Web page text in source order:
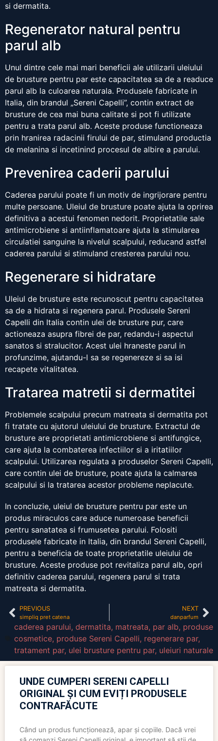
si dermatita.
Regenerator natural pentru
parul alb
Unul dintre cele mai mari beneficii ale utilizarii uleiului
de brusture pentru par este capacitatea sa de a readuce
parul alb la culoarea naturala. Produsele fabricate in
Italia, din brandul „Sereni Capelli”, contin extract de
brusture de cea mai buna calitate si pot fi utilizate
pentru a trata parul alb. Aceste produse functioneaza
prin hranirea radacinii firului de par, stimuland productia
de melanina si incetinind procesul de albire a parului.
Prevenirea caderii parului
Caderea parului poate fi un motiv de ingrijorare pentru
multe persoane. Uleiul de brusture poate ajuta la oprirea
definitiva a acestui fenomen nedorit. Proprietatile sale
antimicrobiene si antiinflamatoare ajuta la stimularea
circulatiei sanguine la nivelul scalpului, reducand astfel
caderea parului si stimuland cresterea parului nou.
Regenerare si hidratare
Uleiul de brusture este recunoscut pentru capacitatea
sa de a hidrata si regenera parul. Produsele Sereni
Capelli din Italia contin ulei de brusture pur, care
actioneaza asupra fibrei de par, redandu-i aspectul
sanatos si stralucitor. Acest ulei hraneste parul in
profunzime, ajutandu-l sa se regenereze si sa isi
recapete vitalitatea.
Tratarea matretii si dermatitei
Problemele scalpului precum matreata si dermatita pot
fi tratate cu ajutorul uleiului de brusture. Extractul de
brusture are proprietati antimicrobiene si antifungice,
care ajuta la combaterea infectiilor si a iritatiilor
scalpului. Utilizarea regulata a produselor Sereni Capelli,
care contin ulei de brusture, poate ajuta la calmarea
scalpului si la tratarea acestor probleme neplacute.
In concluzie, uleiul de brusture pentru par este un
produs miraculos care aduce numeroase beneficii
pentru sanatatea si frumusetea parului. Folositi
produsele fabricate in Italia, din brandul Sereni Capelli,
pentru a beneficia de toate proprietatile uleiului de
brusture. Aceste produse pot revitaliza parul alb, opri
definitiv caderea parului, regenera parul si trata
matreata si dermatita.
PREVIOUS
simpliq pret catena
NEXT
danparfum
caderea parului, dermatita, matreata, par alb, produse
cosmetice, produse Sereni Capelli, regenerare par,
tratament par, ulei brusture pentru par, uleiuri naturale
UNDE CUMPERI SERENI CAPELLI
ORIGINAL ȘI CUM EVIȚI PRODUSELE
CONTRAFĂCUTE
Când un produs funcționează, apar și copiile. Dacă vrei